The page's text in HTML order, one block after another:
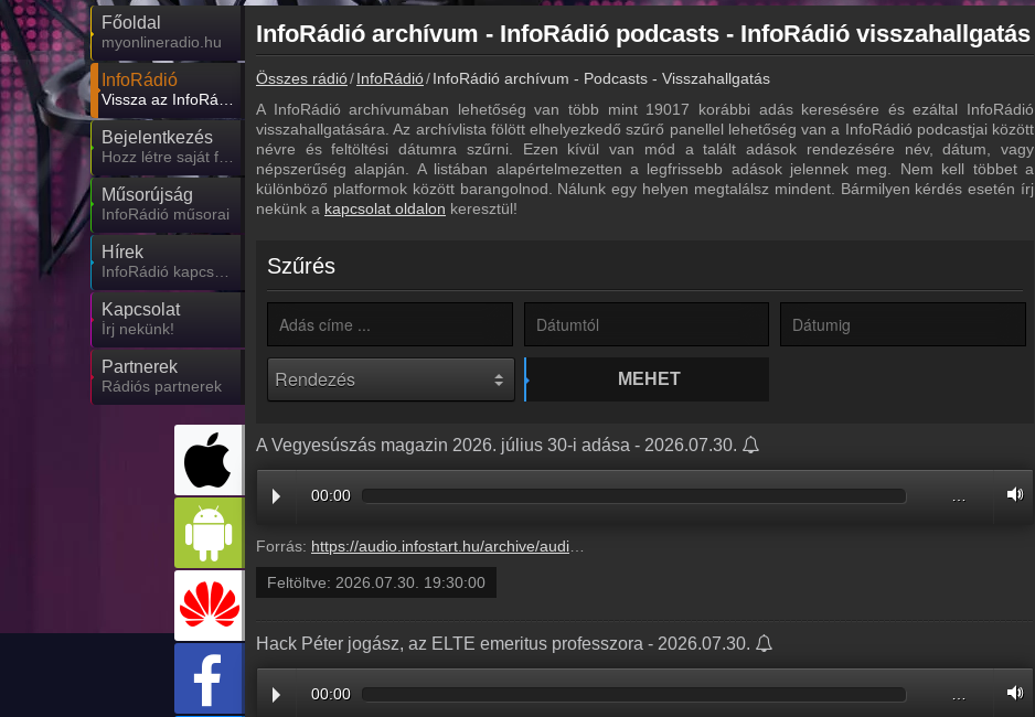
Főoldal
myonlineradio.hu
InfoRádió
Bejelentkezés
Műsorújság
InfoRádió műsorai
Hírek
Kapcsolat
Írj nekünk!
Partnerek
Rádiós partnerek
InfoRádió archívum - InfoRádió podcasts - InfoRádió visszahallgatás
Összes rádió InfoRádió InfoRádió archívum - Podcasts - Visszahallgatás
A InfoRádió archívumában lehetőség van több mint 19017 korábbi adás keresésére és ezáltal InfoRádió
visszahallgatására. Az archívlista fölött elhelyezkedő szűrő panellel lehetőség van a InfoRádió podcastjai között
névre és feltöltési dátumra szűrni. Ezen kívül van mód a talált adások rendezésére név, dátum, vagy
népszerűség alapján. A listában alapértelmezetten a legfrissebb adások jelennek meg. Nem kell többet a
különböző platformok között barangolnod. Nálunk egy helyen megtalálsz mindent. Bármilyen kérdés esetén írj
nekünk a kapcsolat oldalon keresztül!
Szűrés
MEHET
A Vegyesúszás magazin 2026. július 30-i adása - 2026.07.30.
00:00
Forrás: https://audio.infostart.hu/archive/audio/399FA/399FA604.mp3
Feltöltve: 2026.07.30. 19:30:00
Hack Péter jogász, az ELTE emeritus professzora - 2026.07.30.
00:00